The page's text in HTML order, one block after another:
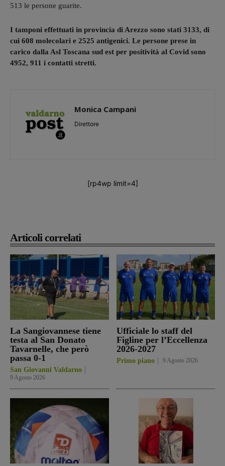
Articoli correlati
La Sangiovannese tiene
testa al San Donato
Tavarnelle, che però
passa 0-1
San Giovanni Valdarno
9 Agosto 2026
Ufficiale lo staff del
Figline per l’Eccellenza
2026-2027
Primo piano 9 Agosto 2026
513 le persone guarite.
I tamponi effettuati in provincia di Arezzo sono stati 3133, di
cui 608 molecolari e 2525 antigenici. Le persone prese in
carico dalla Asl Toscana sud est per positività al Covid sono
4952, 911 i contatti stretti.
Monica Campani
Direttore
[rp4wp limit=4]